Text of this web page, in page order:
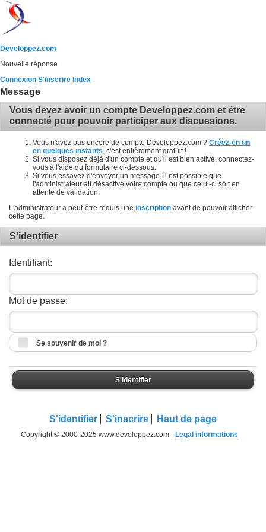
Developpez.com
Nouvelle réponse
Connexion S'inscrire Index
Message
Vous devez avoir un compte Developpez.com et être
connecté pour pouvoir participer aux discussions.
Vous n'avez pas encore de compte Developpez.com ? Créez-en un
en quelques instants , c'est entièrement gratuit !
Si vous disposez déjà d'un compte et qu'il est bien activé, connectez-
vous à l'aide du formulaire ci-dessous.
Si vous essayez d'envoyer un message, il est possible que
l'administrateur ait désactivé votre compte ou que celui-ci soit en
attente de validation.
L'administrateur a peut-être requis une inscription avant de pouvoir afficher
cette page.
S'identifier
Identifiant:
Mot de passe:
Se souvenir de moi ?
S'identifier
S'identifier S'inscrire Haut de page
Copyright © 2000-2025 www.developpez.com - Legal informations